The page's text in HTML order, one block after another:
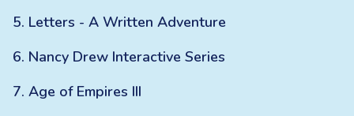
5. Letters - A Written Adventure
6. Nancy Drew Interactive Series
7. Age of Empires III